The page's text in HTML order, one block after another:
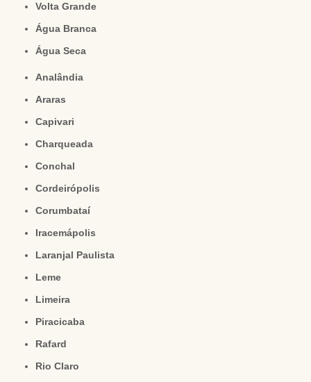
Volta Grande
Água Branca
Água Seca
Analândia
Araras
Capivari
Charqueada
Conchal
Cordeirópolis
Corumbataí
Iracemápolis
Laranjal Paulista
Leme
Limeira
Piracicaba
Rafard
Rio Claro